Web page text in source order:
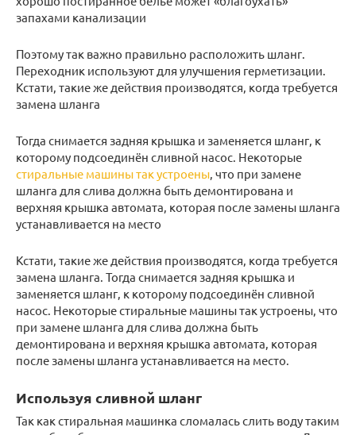
запахами канализации
Поэтому так важно правильно расположить шланг.
Переходник используют для улучшения герметизации.
Кстати, такие же действия производятся, когда требуется
замена шланга
Тогда снимается задняя крышка и заменяется шланг, к
которому подсоединён сливной насос. Некоторые
стиральные машины так устроены, что при замене
шланга для слива должна быть демонтирована и
верхняя крышка автомата, которая после замены шланга
устанавливается на место
Кстати, такие же действия производятся, когда требуется
замена шланга. Тогда снимается задняя крышка и
заменяется шланг, к которому подсоединён сливной
насос. Некоторые стиральные машины так устроены, что
при замене шланга для слива должна быть
демонтирована и верхняя крышка автомата, которая
после замены шланга устанавливается на место.
Используя сливной шланг
Так как стиральная машинка сломалась слить воду таким